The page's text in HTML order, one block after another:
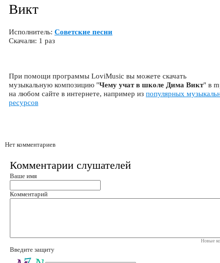
Викт
Исполнитель: Советские песни
Скачали: 1 раз
При помощи программы LoviMusic вы можете скачать
музыкальную композицию "Чему учат в школе Дима Викт" в
на любом сайте в интернете, например из популярных
ресурсов
Нет комментариев
Комментарии слушателей
Ваше имя
Комментарий
Новые
Введите защиту